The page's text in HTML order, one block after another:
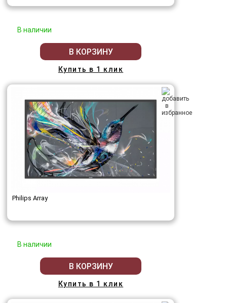
В наличии
В КОРЗИНУ
Купить в 1 клик
Philips Array
В наличии
В КОРЗИНУ
Купить в 1 клик